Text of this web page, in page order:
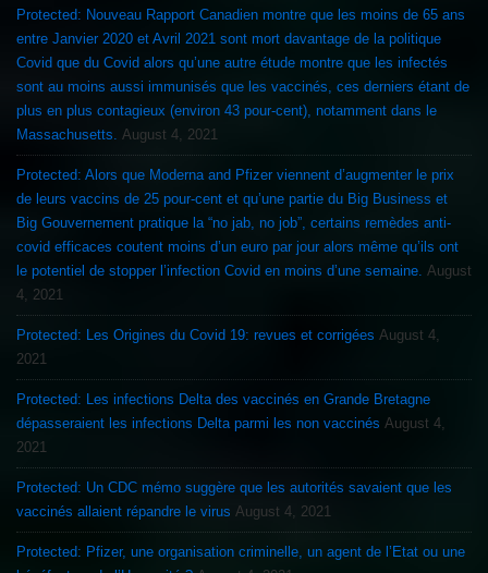
Protected: Nouveau Rapport Canadien montre que les moins de 65 ans
entre Janvier 2020 et Avril 2021 sont mort davantage de la politique
Covid que du Covid alors qu’une autre étude montre que les infectés
sont au moins aussi immunisés que les vaccinés, ces derniers étant de
plus en plus contagieux (environ 43 pour-cent), notamment dans le
Massachusetts.
August 4, 2021
Protected: Alors que Moderna and Pfizer viennent d’augmenter le prix
de leurs vaccins de 25 pour-cent et qu’une partie du Big Business et
Big Gouvernement pratique la “no jab, no job”, certains remèdes anti-
covid efficaces coutent moins d’un euro par jour alors même qu’ils ont
le potentiel de stopper l’infection Covid en moins d’une semaine. August
4, 2021
Protected: Les Origines du Covid 19: revues et corrigées August 4,
2021
Protected: Les infections Delta des vaccinés en Grande Bretagne
dépasseraient les infections Delta parmi les non vaccinés August 4,
2021
Protected: Un CDC mémo suggère que les autorités savaient que les
vaccinés allaient répandre le virus August 4, 2021
Protected: Pfizer, une organisation criminelle, un agent de l’Etat ou une